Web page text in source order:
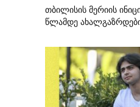
თბილისის მერიის
წლამდე